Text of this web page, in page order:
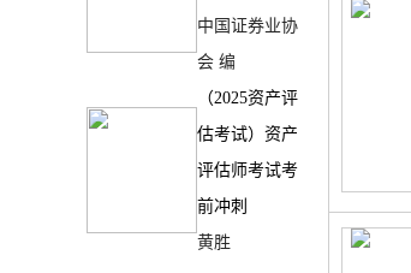
中国证券业协
会 编
（2025资产评
估考试）资产
评估师考试考
前冲刺
黄胜